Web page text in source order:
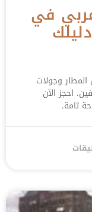
في
2026: دليلك
وجولات
احجز الآن